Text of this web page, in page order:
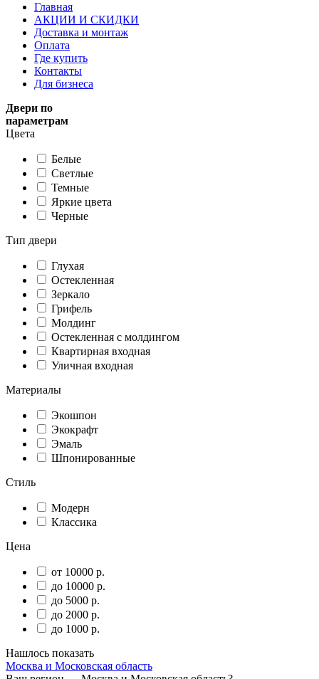
Главная
АКЦИИ И СКИДКИ
Доставка и монтаж
Оплата
Где купить
Контакты
Для бизнеса
Двери по
параметрам
Цвета
Белые
Светлые
Темные
Яркие цвета
Черные
Тип двери
Глухая
Остекленная
Зеркало
Грифель
Молдинг
Остекленная с молдингом
Квартирная входная
Уличная входная
Материалы
Экошпон
Экокрафт
Эмаль
Шпонированные
Стиль
Модерн
Классика
Цена
от 10000 р.
до 10000 р.
до 5000 р.
до 2000 р.
до 1000 р.
Нашлось показать
Москва и Московская область